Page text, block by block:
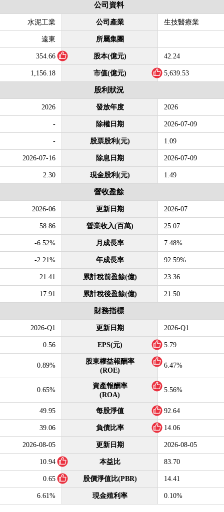
公司資料
水泥工業 公司產業 生技醫療業
遠東 所屬集團
354.66 股本(億元) 42.24
1,156.18 市值(億元) 5,639.53
股利狀況
2026 發放年度 2026
- 除權日期 2026-07-09
- 股票股利(元) 1.09
2026-07-16 除息日期 2026-07-09
2.30 現金股利(元) 1.49
營收盈餘
2026-06 更新日期 2026-07
58.86 營業收入(百萬) 25.07
-6.52% 月成長率 7.48%
-2.21% 年成長率 92.59%
21.41 累計稅前盈餘(億) 23.36
17.91 累計稅後盈餘(億) 21.50
財務指標
2026-Q1 更新日期 2026-Q1
0.56 EPS(元) 5.79
0.89%
股東權益報酬率
(ROE)
6.47%
0.65%
資產報酬率
(ROA)
5.56%
49.95 每股淨值 92.64
39.06 負債比率 14.06
2026-08-05 更新日期 2026-08-05
10.94 本益比 83.70
0.65 股價淨值比(PBR) 14.41
6.61% 現金殖利率 0.10%